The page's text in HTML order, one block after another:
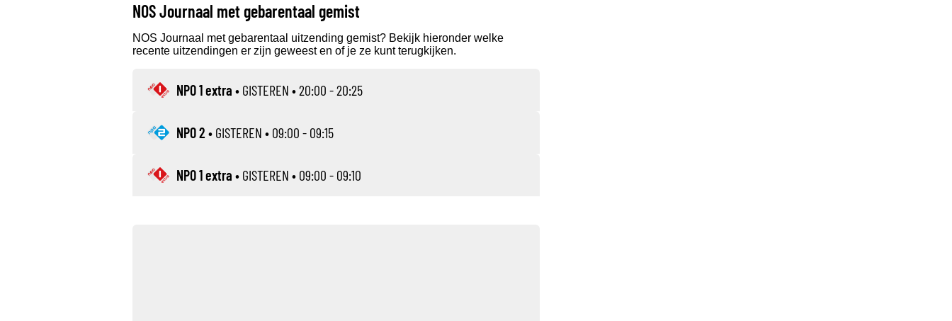
NOS Journaal met gebarentaal gemist
NOS Journaal met gebarentaal uitzending gemist? Bekijk hieronder welke
recente uitzendingen er zijn geweest en of je ze kunt terugkijken.
NPO 1 extra • GISTEREN • 20:00 - 20:25
NPO 2 • GISTEREN • 09:00 - 09:15
NPO 1 extra • GISTEREN • 09:00 - 09:10